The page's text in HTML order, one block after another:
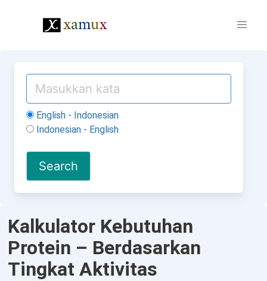
English - Indonesian
Indonesian - English
Kalkulator Kebutuhan
Protein – Berdasarkan
Tingkat Aktivitas